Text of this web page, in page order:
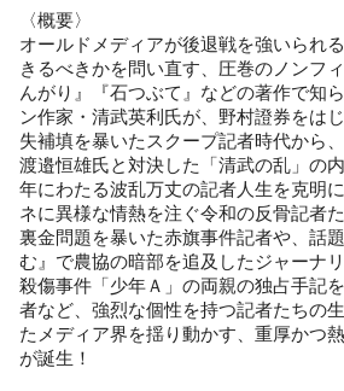
〈概要〉
オールドメディアが後退戦を強いられ
きるべきかを問い直す、圧巻のノンフ
んがり』『石つぶて』などの著作で知
ン作家・清武英利氏が、野村證券をは
失補填を暴いたスクープ記者時代から
渡邉恒雄氏と対決した「清武の乱」の
年にわたる波乱万丈の記者人生を克明
ネに異様な情熱を注ぐ令和の反骨記者
裏金問題を暴いた赤旗事件記者や、話
む』で農協の暗部を追及したジャーナ
殺傷事件「少年Ａ」の両親の独占手記
者など、強烈な個性を持つ記者たちの
たメディア界を揺り動かす、重厚かつ
が誕生！